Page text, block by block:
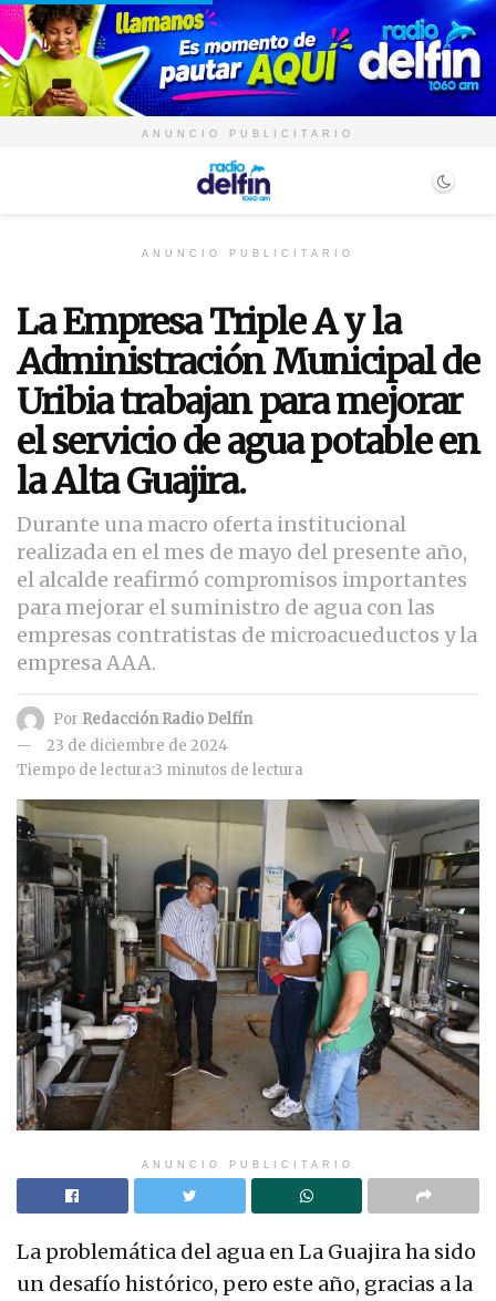
ANUNCIO PUBLICITARIO
ANUNCIO PUBLICITARIO
La Empresa Triple A y la
Administración Municipal de
Uribia trabajan para mejorar
el servicio de agua potable en
la Alta Guajira.
Durante una macro oferta institucional
realizada en el mes de mayo del presente año,
el alcalde reafirmó compromisos importantes
para mejorar el suministro de agua con las
empresas contratistas de microacueductos y la
empresa AAA.
Por Redacción Radio Delfín
23 de diciembre de 2024
Tiempo de lectura:3 minutos de lectura
ANUNCIO PUBLICITARIO
La problemática del agua en La Guajira ha sido
un desafío histórico, pero este año, gracias a la